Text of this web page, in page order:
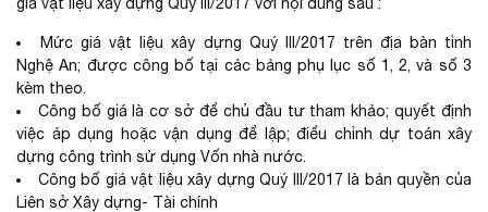
Mức giá vật liệu xây dựng Quý III/2017 trên địa bàn tỉnh
Nghệ An; được công bố tại các bảng phụ lục số 1, 2, và số 3
kèm theo.
Công bố giá là cơ sở để chủ đầu tư tham khảo; quyết định
việc áp dụng hoặc vận dụng để lập; điểu chỉnh dự toán xây
dựng công trình sử dụng Vốn nhà nước.
Công bố giá vật liệu xây dựng Quý III/2017 là bản quyền của
Liên sở Xây dựng- Tài chính